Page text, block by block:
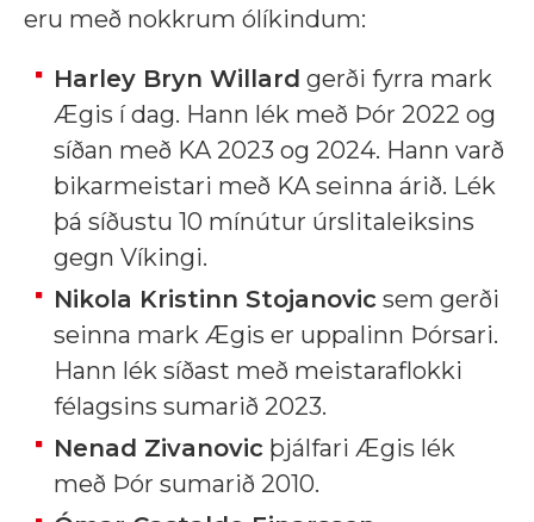
eru með nokkrum ólíkindum:
Harley Bryn Willard gerði fyrra mark
Ægis í dag. Hann lék með Þór 2022 og
síðan með KA 2023 og 2024. Hann varð
bikarmeistari með KA seinna árið. Lék
þá síðustu 10 mínútur úrslitaleiksins
gegn Víkingi.
Nikola Kristinn Stojanovic sem gerði
seinna mark Ægis er uppalinn Þórsari.
Hann lék síðast með meistaraflokki
félagsins sumarið 2023.
Nenad Zivanovic þjálfari Ægis lék
með Þór sumarið 2010.